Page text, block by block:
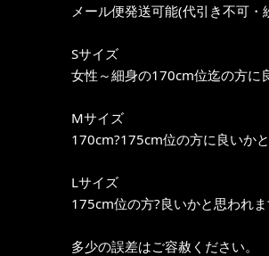
メール便発送可能(代引き不可
Sサイズ
女性～細身の170cm位迄の方に
Mサイズ
170cm?175cm位の方に良いか
Lサイズ
175cm位の方?良いかと思われ
多少の誤差はご容赦ください。